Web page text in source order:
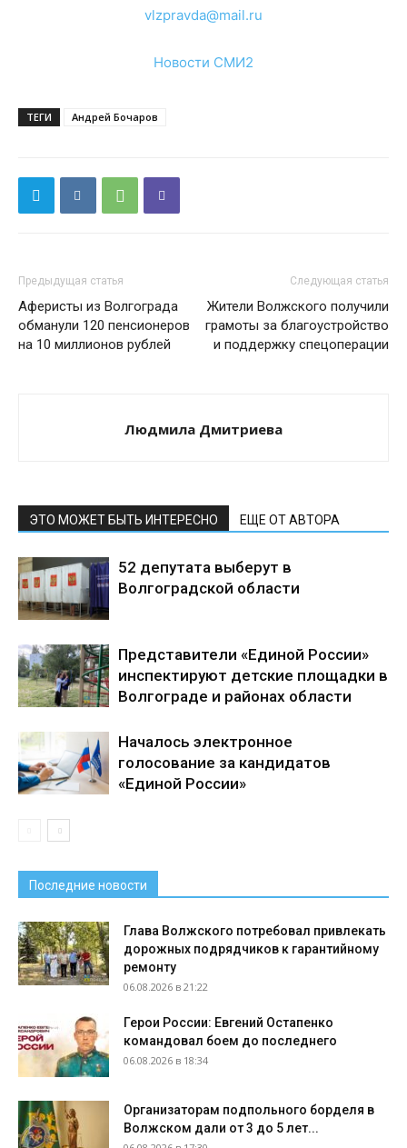
vlzpravda@mail.ru
Новости СМИ2
ТЕГИ Андрей Бочаров
Предыдущая статья
Аферисты из Волгограда
обманули 120 пенсионеров
на 10 миллионов рублей
Следующая статья
Жители Волжского получили
грамоты за благоустройство
и поддержку спецоперации
Людмила Дмитриева
ЭТО МОЖЕТ БЫТЬ ИНТЕРЕСНО ЕЩЕ ОТ АВТОРА
52 депутата выберут в
Волгоградской области
Представители «Единой России»
инспектируют детские площадки в
Волгограде и районах области
Началось электронное
голосование за кандидатов
«Единой России»
Последние новости
Глава Волжского потребовал привлекать
дорожных подрядчиков к гарантийному
ремонту
06.08.2026 в 21:22
Герои России: Евгений Остапенко
командовал боем до последнего
06.08.2026 в 18:34
Организаторам подпольного борделя в
Волжском дали от 3 до 5 лет...